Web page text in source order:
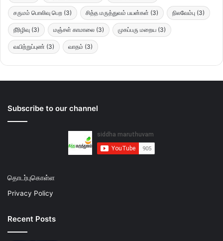
சருமம் பொலிவு பெற (3) சித்த மருத்துவம் பயன்கள் (3) நிலவேம்பு (3)
நீரிழிவு (3) மஞ்சள் காமாலை (3) முகப்பரு மறைய (3)
வயிற்றுப்புண் (3) வாதம் (3)
Subscribe to our channel
தொடர்புகொள்ள
Privacy Policy
Recent Posts